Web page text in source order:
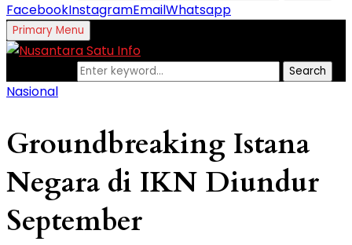
FacebookInstagramEmailWhatsapp
Primary Menu
Search
Nasional
Groundbreaking Istana
Negara di IKN Diundur
September